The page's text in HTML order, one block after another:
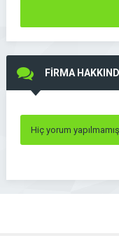
FİRMA
Hiç yorum